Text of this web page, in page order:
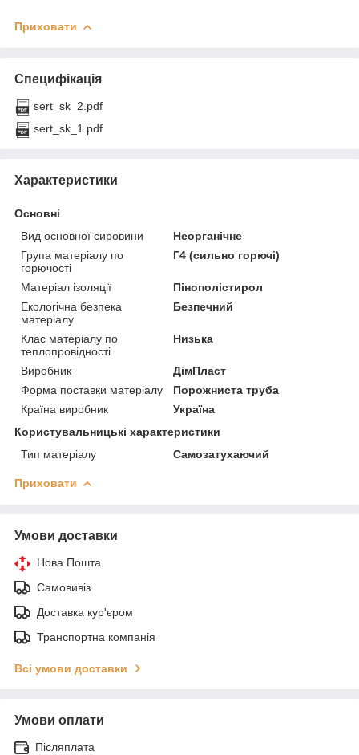
Приховати
Специфікація
sert_sk_2.pdf
sert_sk_1.pdf
Характеристики
Основні
Вид основної сировини
Неорганічне
Група матеріалу по
горючості
Г4 (сильно горючі)
Матеріал ізоляції
Пінополістирол
Екологічна безпека
матеріалу
Безпечний
Клас матеріалу по
теплопровідності
Низька
Виробник
ДімПласт
Форма поставки матеріалу
Порожниста труба
Країна виробник
Україна
Користувальницькі характеристики
Тип матеріалу
Самозатухаючий
Приховати
Умови доставки
Нова Пошта
Самовивіз
Доставка кур'єром
Транспортна компанія
Всі умови доставки
Умови оплати
Післяплата